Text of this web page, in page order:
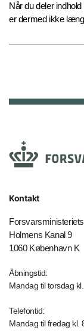
Når du deler
er dermed ikke
Kontakt
Holmens Kanal 9
1060 København K
Åbningstid:
Mandag til torsdag
Telefontid:
Mandag til fredag kl.